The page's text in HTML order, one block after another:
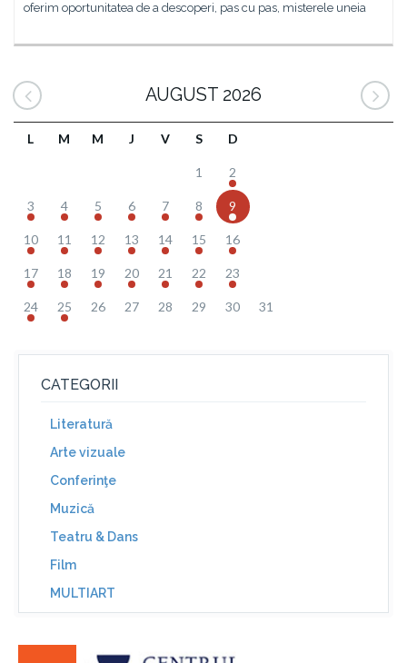
oferim oportunitatea de a descoperi, pas cu pas, misterele uneia
AUGUST 2026
L M M J V S D
1 2
3 4 5 6 7 8 9
10 11 12 13 14 15 16
17 18 19 20 21 22 23
24 25 26 27 28 29 30 31
CATEGORII
Literatură
Arte vizuale
Conferinţe
Muzică
Teatru & Dans
Film
MULTIART